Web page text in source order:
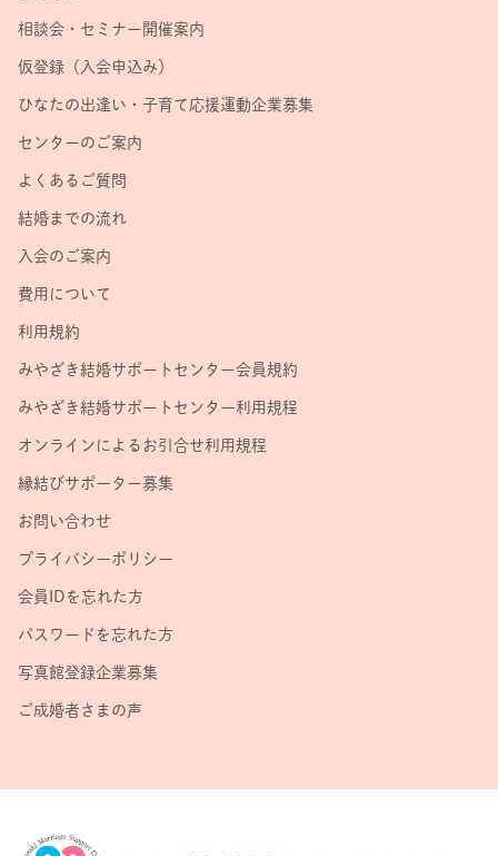
相談会・セミナー開催案内
仮登録（入会申込み）
ひなたの出逢い・子育て応援運動企業募集
センターのご案内
よくあるご質問
結婚までの流れ
入会のご案内
費用について
利用規約
みやざき結婚サポートセンター会員規約
みやざき結婚サポートセンター利用規程
オンラインによるお引合せ利用規程
縁結びサポーター募集
お問い合わせ
プライバシーポリシー
会員IDを忘れた方
パスワードを忘れた方
写真館登録企業募集
ご成婚者さまの声